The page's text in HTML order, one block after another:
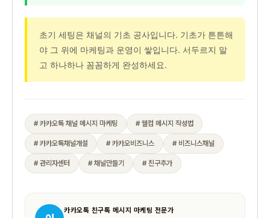
초기 세팅은 채널의 기초 공사입니다. 기초가 튼튼해
야 그 위에 마케팅과 운영이 쌓입니다. 서두르지 말
고 하나하나 꼼꼼하게 완성하세요.
# 카카오톡 채널 메시지 마케팅 # 웰컴 메시지 작성법
# 카카오톡채널개설 # 카카오비즈니스 # 비즈니스채널
# 관리자센터 # 채널만들기 # 친구추가
카카오톡 친구톡 메시지 마케팅 전문가